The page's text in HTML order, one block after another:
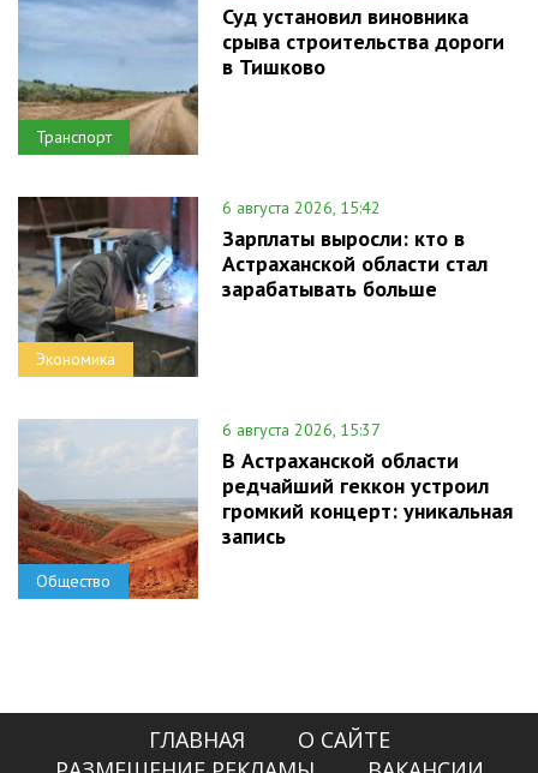
Транспорт
Суд установил виновника
срыва строительства дороги
в Тишково
Экономика
6 августа 2026, 15:42
Зарплаты выросли: кто в
Астраханской области стал
зарабатывать больше
Общество
6 августа 2026, 15:37
В Астраханской области
редчайший геккон устроил
громкий концерт: уникальная
запись
ГЛАВНАЯ
О САЙТЕ